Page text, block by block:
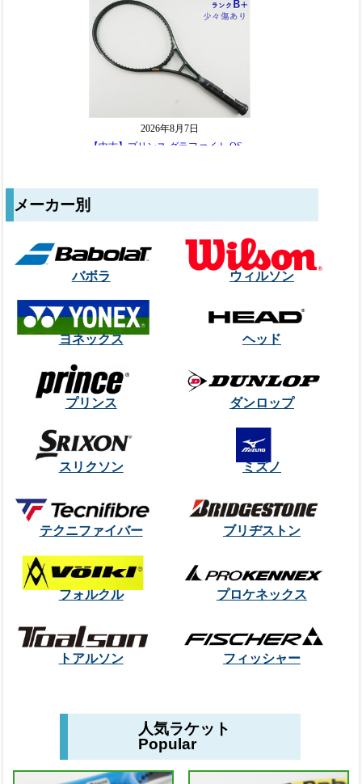
メーカー別
バボラ ウィルソン
ヨネックス ヘッド
プリンス ダンロップ
スリクソン ミズノ
テクニファイバー ブリヂストン
フォルクル プロケネックス
トアルソン フィッシャー
人気ラケット
Popular